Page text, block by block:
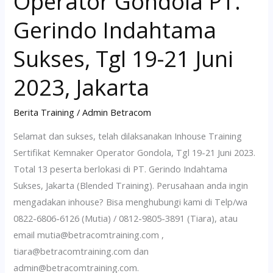
Gerindo Indahtama
Sukses, Tgl 19-21 Juni
2023, Jakarta
Berita Training /Admin Betracom
Selamat dan sukses, telah dilaksanakan Inhouse Training
Sertifikat Kemnaker Operator Gondola, Tgl 19-21 Juni 2023.
Total 13 peserta berlokasi di PT. Gerindo Indahtama
Sukses, Jakarta (Blended Training). Perusahaan anda ingin
mengadakan inhouse? Bisa menghubungi kami di Telp/wa
0822-6806-6126 (Mutia) / 0812-9805-3891 (Tiara), atau
email mutia@betracomtraining.com ,
tiara@betracomtraining.com dan
admin@betracomtraining.com.
2023,
Jakarta